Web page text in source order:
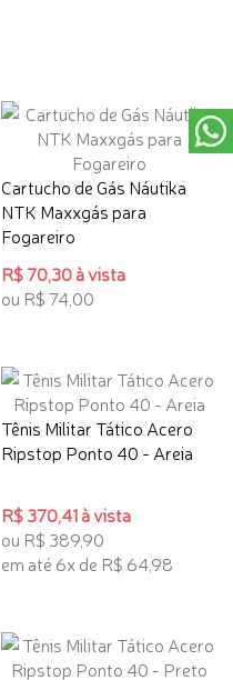
Cartucho de Gás Náutika
NTK Maxxgás para
Fogareiro
R$ 70,30 à vista
ou R$ 74,00
Tênis Militar Tático Acero
Ripstop Ponto 40 - Areia
R$ 370,41 à vista
ou R$ 389,90
em até 6x de R$ 64,98